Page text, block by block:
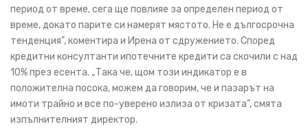
период от време, сега ще повлияе за определен период от
време, докато парите си намерят мястото. Не е дългосрочна
тенденция”, коментира и Ирена от сдружението. Според
кредитни консултанти ипотечните кредити са скочили с над
10% през есента. „Така че, щом този индикатор е в
положителна посока, можем да говорим, че и пазарът на
имоти трайно и все по-уверено излиза от кризата”, смята
изпълнителният директор.